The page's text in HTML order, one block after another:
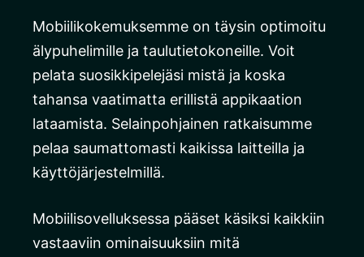
Mobiilikokemuksemme on täysin optimoitu
älypuhelimille ja taulutietokoneille. Voit
pelata suosikkipelejäsi mistä ja koska
tahansa vaatimatta erillistä appikaation
lataamista. Selainpohjainen ratkaisumme
pelaa saumattomasti kaikissa laitteilla ja
käyttöjärjestelmillä.
Mobiilisovelluksessa pääset käsiksi kaikkiin
vastaaviin ominaisuuksiin mitä